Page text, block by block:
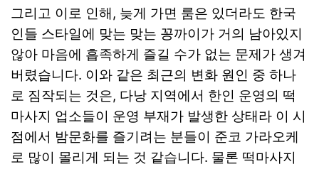
그리고 이로 인해, 늦게 가면 룸은 있더라도 한국
인들 스타일에 맞는 맞는 꽁까이가 거의 남아있지
않아 마음에 흡족하게 즐길 수가 없는 문제가 생겨
버렸습니다. 이와 같은 최근의 변화 원인 중 하나
로 짐작되는 것은, 다낭 지역에서 한인 운영의 떡
마사지 업소들이 운영 부재가 발생한 상태라 이 시
점에서 밤문화를 즐기려는 분들이 준코 가라오케
로 많이 몰리게 되는 것 같습니다. 물론 떡마사지